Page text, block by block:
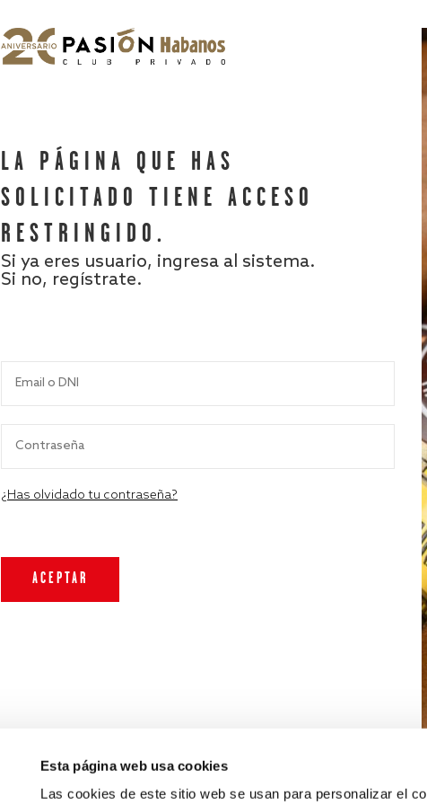
Esta página web usa cookies
Las cookies de este sitio web se usan para personalizar el
LA PÁGINA QUE HAS
SOLICITADO TIENE ACCESO
RESTRINGIDO.
Si ya eres usuario, ingresa al sistema.
Si no, regístrate.
¿Has olvidado tu contraseña?